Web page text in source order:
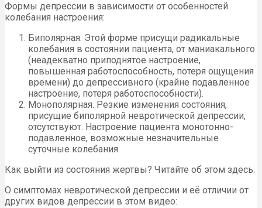
Формы депрессии в зависимости от особенностей
колебания настроения:
Биполярная. Этой форме присущи радикальные
колебания в состоянии пациента, от маниакального
(неадекватно приподнятое настроение,
повышенная работоспособность, потеря ощущения
времени) до депрессивного (крайне подавленное
настроение, потеря работоспособности).
Монополярная. Резкие изменения состояния,
присущие биполярной невротической депрессии,
отсутствуют. Настроение пациента монотонно-
подавленное, возможные незначительные
суточные колебания.
Как выйти из состояния жертвы? Читайте об этом здесь.
О симптомах невротической депрессии и её отличии от
других видов депрессии в этом видео: